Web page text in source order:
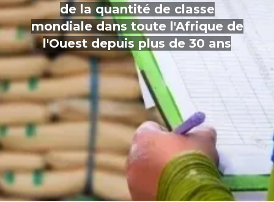
de la quantité de classe
mondiale dans toute l'Afrique de
l'Ouest depuis plus de 30 ans